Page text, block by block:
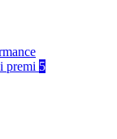
premi 5